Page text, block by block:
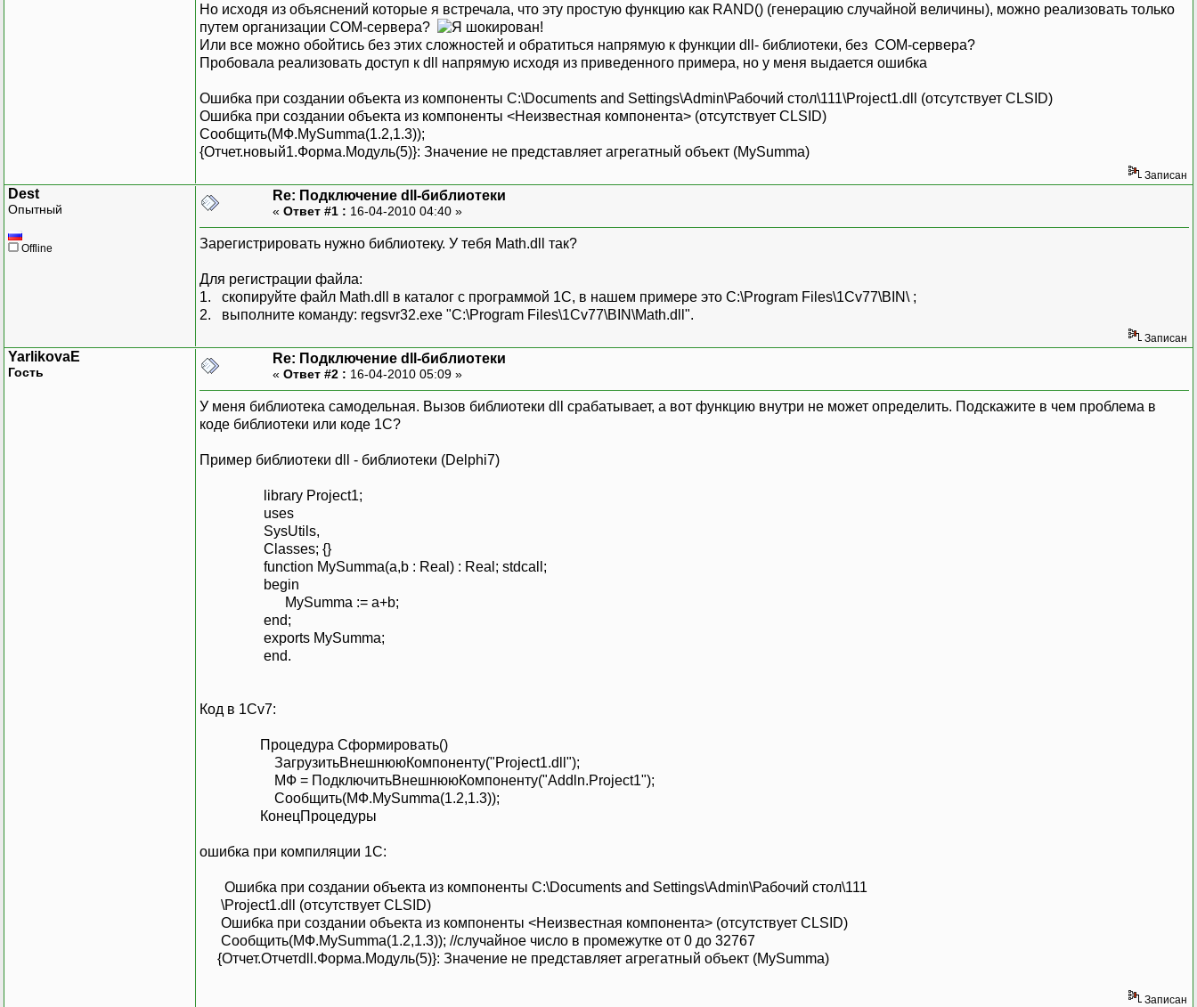
Но исходя из объяснений которые я встречала, что эту простую функцию как RAND() (генерацию случайной величины), можно реализовать только
путем организации СOM-сервера?
Или все можно обойтись без этих сложностей и обратиться напрямую к функции dll- библиотеки, без СOM-сервера?
Пробовала реализовать доступ к dll напрямую исходя из приведенного примера, но у меня выдается ошибка
Ошибка при создании объекта из компоненты C:\Documents and Settings\Admin\Рабочий стол\111\Project1.dll (отсутствует CLSID)
Ошибка при создании объекта из компоненты <Неизвестная компонента> (отсутствует CLSID)
Сообщить(МФ.MySumma(1.2,1.3));
{Отчет.новый1.Форма.Модуль(5)}: Значение не представляет агрегатный объект (MySumma)
Записан
Dest
Опытный
Offline
Re: Подключение dll-библиотеки
« Ответ #1 : 16-04-2010 04:40 »
Зарегистрировать нужно библиотеку. У тебя Math.dll так?
Для регистрации файла:
1. скопируйте файл Math.dll в каталог с программой 1С, в нашем примере это C:\Program Files\1Cv77\BIN\ ;
2. выполните команду: regsvr32.exe "C:\Program Files\1Cv77\BIN\Math.dll".
Записан
YarlikovaE
Гость
Re: Подключение dll-библиотеки
« Ответ #2 : 16-04-2010 05:09 »
У меня библиотека самодельная. Вызов библиотеки dll срабатывает, а вот функцию внутри не может определить. Подскажите в чем проблема в
коде библиотеки или коде 1С?
Пример библиотеки dll - библиотеки (Delphi7)
library Project1;
uses
SysUtils,
Classes; {}
function MySumma(a,b : Real) : Real; stdcall;
begin
MySumma := a+b;
end;
exports MySumma;
end.
Код в 1Сv7:
Процедура Сформировать()
ЗагрузитьВнешнююКомпоненту("Project1.dll");
МФ = ПодключитьВнешнююКомпоненту("Addln.Project1");
Сообщить(МФ.MySumma(1.2,1.3));
КонецПроцедуры
ошибка при компиляции 1С:
Ошибка при создании объекта из компоненты C:\Documents and Settings\Admin\Рабочий стол\111
\Project1.dll (отсутствует CLSID)
Ошибка при создании объекта из компоненты <Неизвестная компонента> (отсутствует CLSID)
Сообщить(МФ.MySumma(1.2,1.3)); //случайное число в промежутке от 0 до 32767
{Отчет.Отчетdll.Форма.Модуль(5)}: Значение не представляет агрегатный объект (MySumma)
Записан